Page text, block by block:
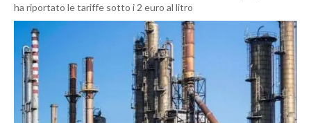
ha riportato le tariffe sotto i 2 euro al litro